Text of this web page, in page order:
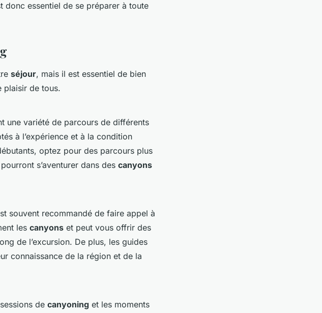
donc essentiel de se préparer à toute
séjour, mais il est essentiel de bien
plaisir de tous.
une variété de parcours de différents
à l’expérience et à la condition
optez pour des parcours plus
s’aventurer dans des canyons
souvent recommandé de faire appel à
les canyons et peut vous offrir des
de l’excursion. De plus, les guides
connaissance de la région et de la
de canyoning et les moments